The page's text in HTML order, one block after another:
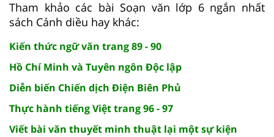
Tham khảo các bài Soạn văn lớp 6 ngắn nhất
sách Cánh diều hay khác:
Kiến thức ngữ văn trang 89 - 90
Hồ Chí Minh và Tuyên ngôn Độc lập
Diễn biến Chiến dịch Điện Biên Phủ
Thực hành tiếng Việt trang 96 - 97
Viết bài văn thuyết minh thuật lại một sự kiện